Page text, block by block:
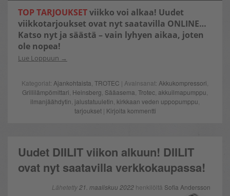
TOP TARJOUKSETviikko voi alkaa! Uudet
viikkotarjoukset ovat nyt saatavilla ONLINE…
Katso nyt ja säästä – vain lyhyen aikaa, joten
ole nopea!
Lue Loppuun
Kategoriat: Ajankohtaista TROTEC | Avainsanat: Akkukompressori
Grillilämpömittari Heinsberg Sääasema Trotec akkuilmapumppu
ilmanjäähdytin jalustatuuletin kirkkaan veden uppopumppu
tarjoukset| Kirjoita kommentti
Uudet DIILIT viikon alkuun! DIILIT
ovat nyt saatavilla verkkokaupassa!
Lähetetty21. maaliskuu 2022 henkilöltä Sofia Andersson